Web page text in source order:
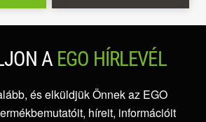
A EGO HÍRLEVÉL
és elküldjük Önnek az EGO
híreit, információit